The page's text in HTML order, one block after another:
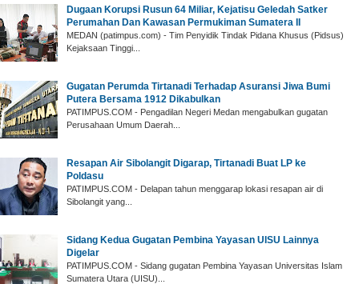
‎Dugaan Korupsi Rusun 64 Miliar, Kejatisu Geledah Satker
Perumahan Dan Kawasan Permukiman Sumatera II
‎MEDAN (patimpus.com) - Tim Penyidik Tindak Pidana Khusus (Pidsus)
Kejaksaan Tinggi...
Gugatan Perumda Tirtanadi Terhadap Asuransi Jiwa Bumi
Putera Bersama 1912 Dikabulkan
PATIMPUS.COM - Pengadilan Negeri Medan mengabulkan gugatan
Perusahaan Umum Daerah...
Resapan Air Sibolangit Digarap, Tirtanadi Buat LP ke
Poldasu
PATIMPUS.COM - Delapan tahun menggarap lokasi resapan air di
Sibolangit yang...
Sidang Kedua Gugatan Pembina Yayasan UISU Lainnya
Digelar
PATIMPUS.COM - Sidang gugatan Pembina Yayasan Universitas Islam
Sumatera Utara (UISU)...